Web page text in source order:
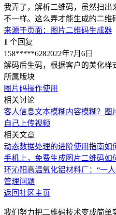
我弄了，解析二维码，虽然扫出
不一样。这么弄才能生成的二维
来源于页面 ：
图片二维码生成器
1 个回复
158*****6282022年7月6日
解码后生码，根据客户的美化样
所属版块
图片码操作使用
相关讨论
客人信息文本模糊内容模糊？ 图
自己上传视频
相关文章
动态数据处理的进阶使用指南如
手机上，免费生成图片二维码如
环沁阳高温氧化铝材料厂：“一
管理问题
返回社区主页
我们努力把二维码技术变成简单